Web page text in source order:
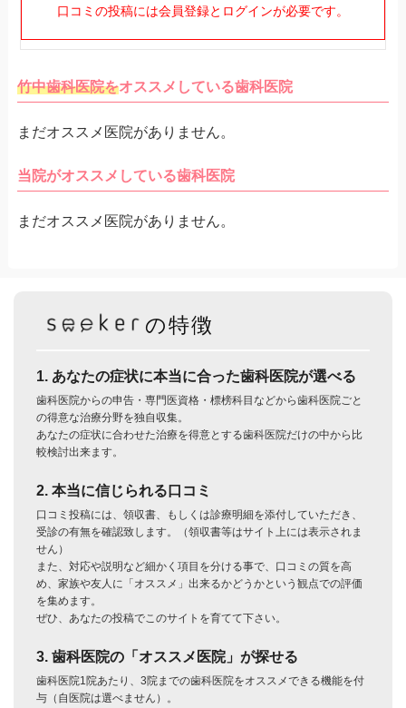
口コミの投稿には会員登録とログインが必要です。
竹中歯科医院をオススメしている歯科医院
まだオススメ医院がありません。
当院がオススメしている歯科医院
まだオススメ医院がありません。
の特徴
1. あなたの症状に本当に合った歯科医院が選べる
歯科医院からの申告・専門医資格・標榜科目などから歯科医院ごと
の得意な治療分野を独自収集。
あなたの症状に合わせた治療を得意とする歯科医院だけの中から比
較検討出来ます。
2. 本当に信じられる口コミ
口コミ投稿には、領収書、もしくは診療明細を添付していただき、
受診の有無を確認致します。（領収書等はサイト上には表示されま
せん）
また、対応や説明など細かく項目を分ける事で、口コミの質を高
め、家族や友人に「オススメ」出来るかどうかという観点での評価
を集めます。
ぜひ、あなたの投稿でこのサイトを育てて下さい。
3. 歯科医院の「オススメ医院」が探せる
歯科医院1院あたり、3院までの歯科医院をオススメできる機能を付
与（自医院は選べません）。